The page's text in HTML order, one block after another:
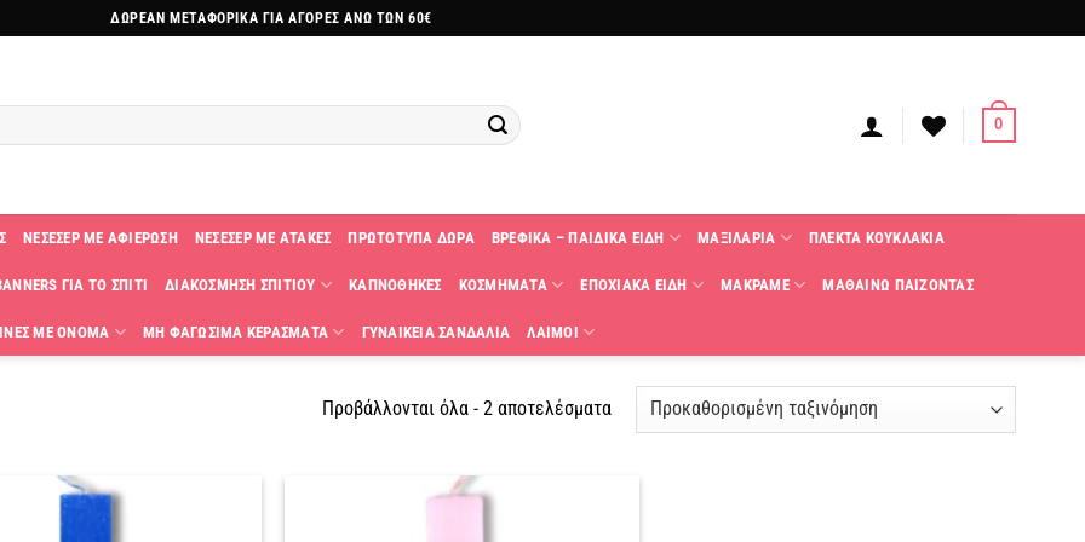
ΔΩΡΕΑΝ ΜΕΤΑΦΟΡΙΚΑ ΓΙΑ ΑΓΟΡΕΣ ΑΝΩ ΤΩΝ 60€
0
ΝΕΣΕΣΕΡ ΜΕ ΑΦΙΕΡΩΣΗ ΝΕΣΕΣΕΡ ΜΕ ΑΤΑΚΕΣ ΠΡΩΤΟΤΥΠΑ ΔΩΡΑ ΒΡΕΦΙΚΑ – ΠΑΙΔΙΚΑ ΕΙΔΗ ΜΑΞΙΛΑΡΙΑ ΠΛΕΚΤΑ KΟΥΚΛΑΚΙΑ
ΓΙΑ ΤΟ ΣΠΙΤΙ ΔΙΑΚΟΣΜΗΣΗ ΣΠΙΤΙΟΥ ΚΑΠΝΟΘΗΚΕΣ ΚΟΣΜΗΜΑΤΑ ΕΠΟΧΙΑΚΑ ΕΙΔΗ ΜΑΚΡΑΜΕ ΜΑΘΑΙΝΩ ΠΑΙΖΟΝΤΑΣ
ΜΕ ΟΝΟΜΑ ΜΗ ΦΑΓΩΣΙΜΑ ΚΕΡΑΣΜΑΤΑ ΓΥΝΑΙΚΕΙΑ ΣΑΝΔΑΛΙΑ ΛΑΙΜΟΙ
Προβάλλονται όλα - 2 αποτελέσματα